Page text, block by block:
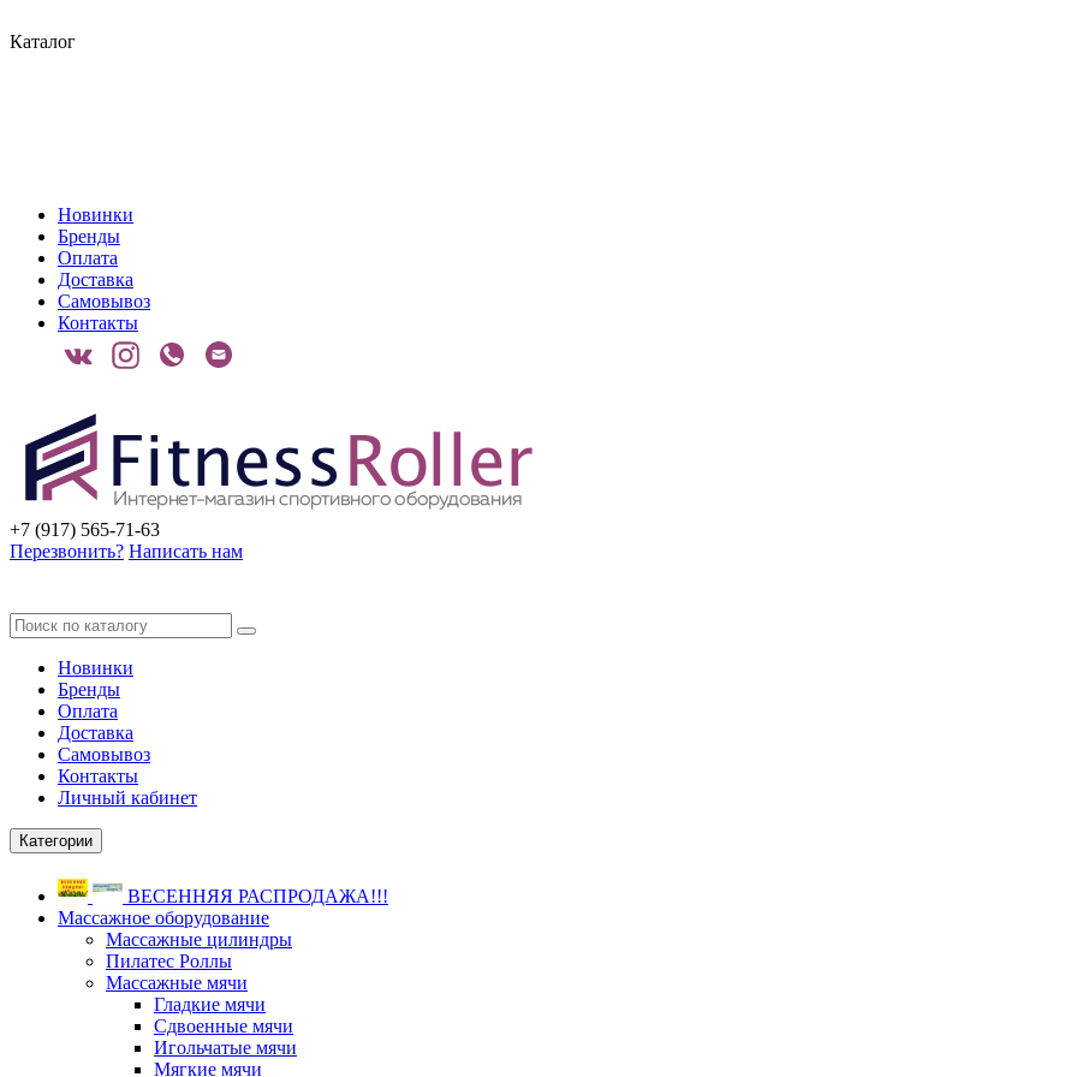
Каталог
Новинки
Бренды
Оплата
Доставка
Самовывоз
Контакты
+7 (917) 565-71-63
Перезвонить? Написать нам
Новинки
Бренды
Оплата
Доставка
Самовывоз
Контакты
Личный кабинет
Категории
ВЕСЕННЯЯ РАСПРОДАЖА!!!
Массажное оборудование
Массажные цилиндры
Пилатес Роллы
Массажные мячи
Гладкие мячи
Сдвоенные мячи
Игольчатые мячи
Мягкие мячи